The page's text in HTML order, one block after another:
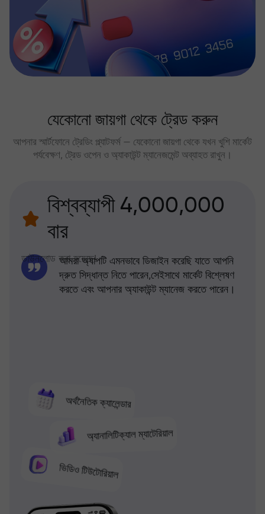
যেকোনো জায়গা থেকে ট্রেড করুন
আপনার স্মার্টফোনে ট্রেডিং প্ল্যাটফর্ম — যেকোনো জায়গা থেকে যখন খুশি মার্কেট
পর্যবেক্ষণ, ট্রেড ওপেন ও অ্যাকাউন্ট ম্যানেজমেন্ট অব্যাহত রাখুন।
বিশ্বব্যাপী 4,000,000
বার
ডাউনলোড করা হয়েছে!
অর্থনৈতিক ক্যালেন্ডার
অ্যানালিটিক্যাল ম্যাটেরিয়াল
ভিডিও টিউটোরিয়াল
আমরা অ্যাপটি এমনভাবে ডিজাইন করেছি যাতে আপনি
দ্রুত সিদ্ধান্ত নিতে পারেন,সেইসাথে মার্কেট বিশ্লেষণ
করতে এবং আপনার অ্যাকাউন্ট ম্যানেজ করতে পারেন।